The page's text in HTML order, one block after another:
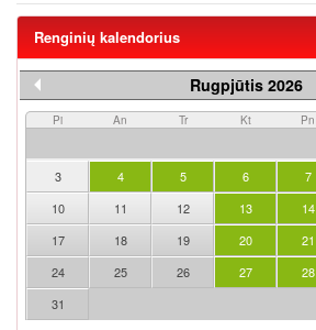
Renginių kalendorius
Rugpjūtis 2026
Pi An Tr Kt Pn
3
4 5 6 7
10
11 12 13 14
17
18 19 20 21
24
25 26 27 28
31